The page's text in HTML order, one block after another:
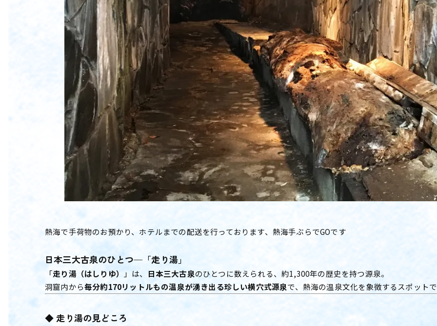
熱海で手荷物のお預かり、ホテルまでの配送を行っております、熱海手ぶらでGOです
日本三大古泉のひとつ—「走り湯」
「走り湯（はしりゆ） 」は、 日本三大古泉のひとつに数えられる、約1,300年の歴史を持つ源泉。
洞窟内から毎分約170リットルもの温泉が湧き出る珍しい横穴式源泉で、熱海の温泉文化を象徴するスポット
◆ 走り湯の見どころ